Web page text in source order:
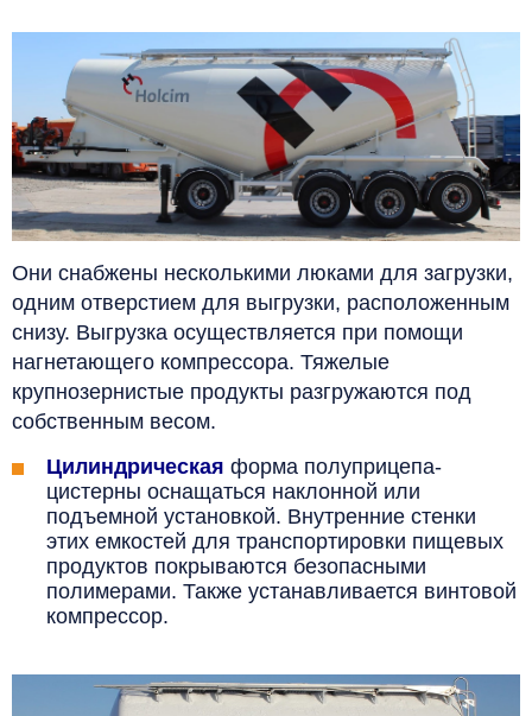
Они снабжены несколькими люками для загрузки,
одним отверстием для выгрузки, расположенным
снизу. Выгрузка осуществляется при помощи
нагнетающего компрессора. Тяжелые
крупнозернистые продукты разгружаются под
собственным весом.
Цилиндрическая форма полуприцепа-
цистерны оснащаться наклонной или
подъемной установкой. Внутренние стенки
этих емкостей для транспортировки пищевых
продуктов покрываются безопасными
полимерами. Также устанавливается винтовой
компрессор.